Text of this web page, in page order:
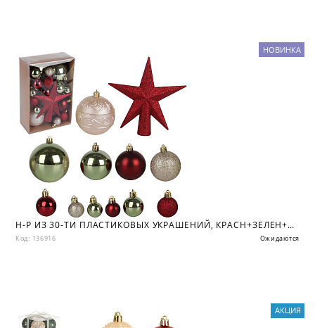
Н-Р ИЗ 30-ТИ ПЛАСТИКОВЫХ УКРАШЕНИЙ, КРАСН+ЗЕЛЕН+ШАМПАНЬ, КОР
Код: 136916 Ожидаются
НОВИНКА
АКЦИЯ